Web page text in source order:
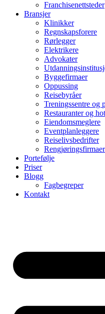
Franchisenettsteder
Bransjer
Klinikker
Regnskapsforere
Rørlegger
Elektrikere
Advokater
Byggefirmaer
Oppussing
Reisebyråer
Treningssentre og
Restauranter og
Eiendomsmeglere
Eventplanleggere
Reiselivsbedrifter
Rengjøringsfirmaer
Portefølje
Priser
Blogg
Fagbegreper
Kontakt